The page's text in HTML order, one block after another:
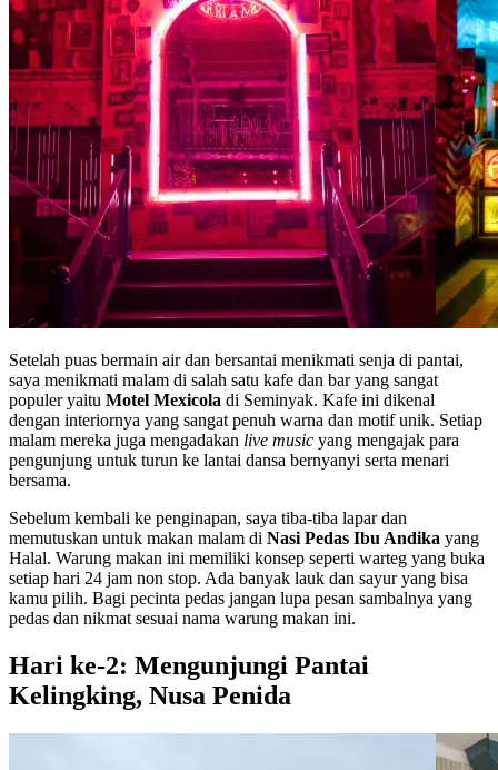
Setelah puas bermain air dan bersantai menikmati senja di pantai,
saya menikmati malam di salah satu kafe dan bar yang sangat
populer yaitu Motel Mexicola di Seminyak. Kafe ini dikenal
dengan interiornya yang sangat penuh warna dan motif unik. Setiap
malam mereka juga mengadakan live music yang mengajak para
pengunjung untuk turun ke lantai dansa bernyanyi serta menari
bersama.
Sebelum kembali ke penginapan, saya tiba-tiba lapar dan
memutuskan untuk makan malam di Nasi Pedas Ibu Andika yang
Halal. Warung makan ini memiliki konsep seperti warteg yang buka
setiap hari 24 jam non stop. Ada banyak lauk dan sayur yang bisa
kamu pilih. Bagi pecinta pedas jangan lupa pesan sambalnya yang
pedas dan nikmat sesuai nama warung makan ini.
Hari ke-2: Mengunjungi Pantai
Kelingking, Nusa Penida